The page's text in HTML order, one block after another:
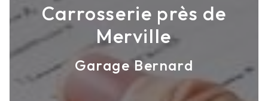
Carrosserie près de
Merville
Garage Bernard